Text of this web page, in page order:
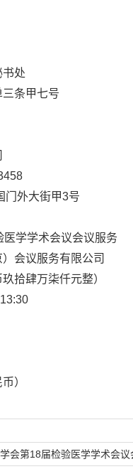
书处
条甲七号
门外大街甲3号
学学术会议会议服务
会议服务有限公司
拾肆万柒仟元整）
）
会第18届检验医学学术会